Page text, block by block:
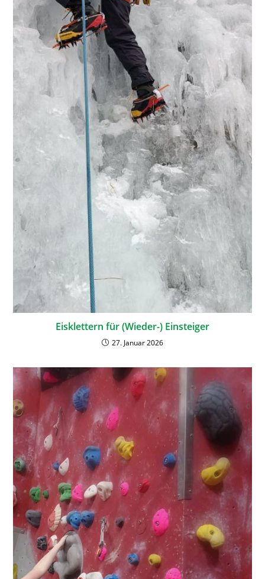
Eisklettern für (Wieder-) Einsteiger
27. Januar 2026